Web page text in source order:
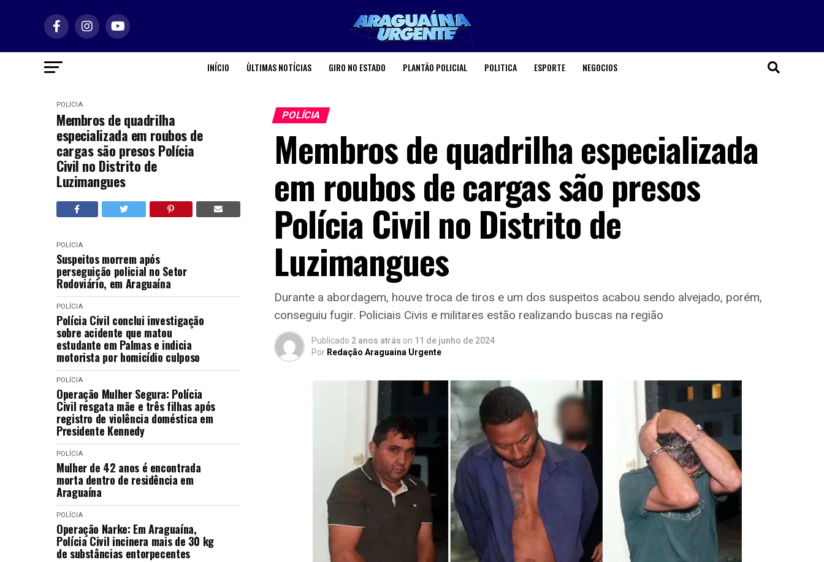
INÍCIO ÙLTIMAS NOTÍCIAS GIRO NO ESTADO PLANTÃO POLICIAL POLITICA ESPORTE NEGOCIOS
POLÍCIA
Membros de quadrilha
especializada em roubos de
cargas são presos Polícia
Civil no Distrito de
Luzimangues
POLÍCIA
Suspeitos morrem após
perseguição policial no Setor
Rodoviário, em Araguaína
POLÍCIA
Polícia Civil conclui investigação
sobre acidente que matou
estudante em Palmas e indicia
motorista por homicídio culposo
POLÍCIA
Operação Mulher Segura: Polícia
Civil resgata mãe e três filhas após
registro de violência doméstica em
Presidente Kennedy
POLÍCIA
Mulher de 42 anos é encontrada
morta dentro de residência em
Araguaína
POLÍCIA
Operação Narke: Em Araguaína,
Polícia Civil incinera mais de 30 kg
de substâncias entorpecentes
POLÍCIA
Membros de quadrilha especializada
em roubos de cargas são presos
Polícia Civil no Distrito de
Luzimangues
Durante a abordagem, houve troca de tiros e um dos suspeitos acabou sendo alvejado, porém,
conseguiu fugir. Policiais Civis e militares estão realizando buscas na região
Publicado 2 anos atrás on 11 de junho de 2024
Por Redação Araguaina Urgente